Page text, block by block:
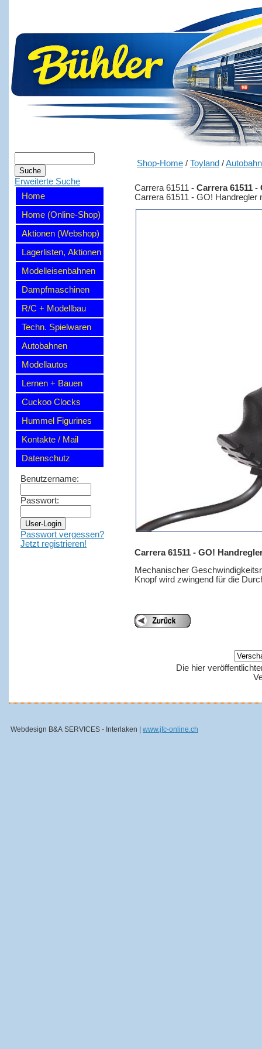
Erweiterte Suche
Home
Home (Online-Shop)
Aktionen (Webshop)
Lagerlisten, Aktionen
Modelleisenbahnen
Dampfmaschinen
R/C + Modellbau
Techn. Spielwaren
Autobahnen
Modellautos
Lernen + Bauen
Cuckoo Clocks
Hummel Figurines
Kontakte / Mail
Datenschutz
Benutzername:
Passwort:
Passwort vergessen?
Jetzt registrieren!
Shop-Home / Toyland /
Carrera 61511 - Carrera 61511
Carrera 61511 - GO! Handregler
Carrera 61511 - GO!
Mechanischer
Knopf wird zwingend für die
Die hier
Webdesign B&A SERVICES - Interlaken | www.jfc-online.ch